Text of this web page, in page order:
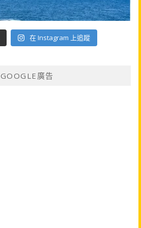
在 Instagram 上追蹤
GOOGLE廣告